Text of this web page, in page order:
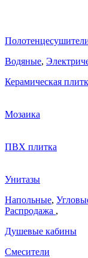
Водяные,
Керамическая
Мозаика
ПВХ плитка
Унитазы
Напольные,
Распродажа ,
Душевые кабины
Смесители